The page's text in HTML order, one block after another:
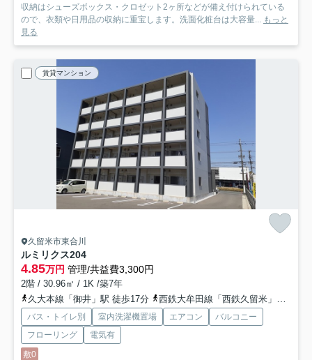
収納はシューズボックス・クロゼット2ヶ所などが備え付けられている
ので、衣類や日用品の収納に重宝します。洗面化粧台は大容量... もっと
見る
賃貸マンション
久留米市東合川
ルミリクス204
4.85万円 管理/共益費3,300円
2階 / 30.96㎡ / 1K /築7年
久大本線「御井」駅 徒歩17分
西鉄大牟田線「西鉄久留米」駅 バス13分 「旗崎」 停歩14分
バス・トイレ別 室内洗濯機置場 エアコン
バルコニー
フローリング
電気有
敷0